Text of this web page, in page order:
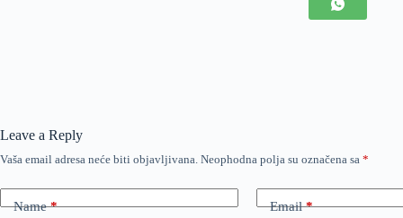
Leave a Reply
Vaša email adresa neće biti objavljivana. Neophodna polja su označena sa *
Name* Email*